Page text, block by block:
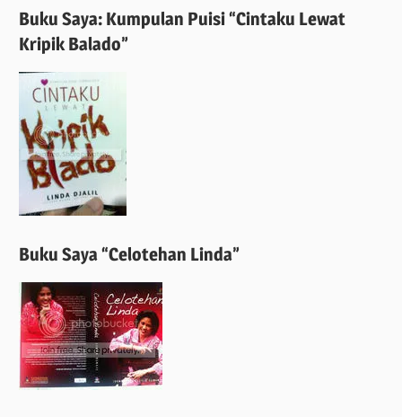
Buku Saya: Kumpulan Puisi “Cintaku Lewat
Kripik Balado”
Buku Saya “Celotehan Linda”